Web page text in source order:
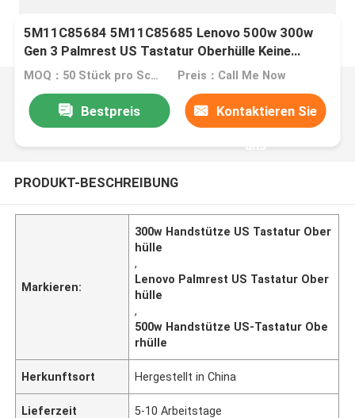
5M11C85684 5M11C85685 Lenovo 500w 300w
Gen 3 Palmrest US Tastatur Oberhülle Keine
Kamera Blau
MOQ：50 Stück pro Schachtel Preis：Call Me Now
Bestpreis Kontaktieren Sie
uns
PRODUKT-BESCHREIBUNG
Markieren:
300w Handstütze US Tastatur Ober
hülle
,
Lenovo Palmrest US Tastatur Ober
hülle
,
500w Handstütze US-Tastatur Obe
rhülle
Herkunftsort Hergestellt in China
Lieferzeit 5-10 Arbeitstage